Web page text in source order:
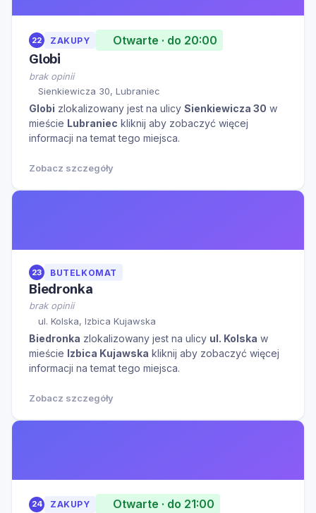
22 ZAKUPY Otwarte · do 20:00
Globi
brak opinii
Sienkiewicza 30, Lubraniec
Globi zlokalizowany jest na ulicy Sienkiewicza 30 w
mieście Lubraniec kliknij aby zobaczyć więcej
informacji na temat tego miejsca.
Zobacz szczegóły
23 BUTELKOMAT
Biedronka
brak opinii
ul. Kolska, Izbica Kujawska
Biedronka zlokalizowany jest na ulicy ul. Kolska w
mieście Izbica Kujawska kliknij aby zobaczyć więcej
informacji na temat tego miejsca.
Zobacz szczegóły
24 ZAKUPY Otwarte · do 21:00